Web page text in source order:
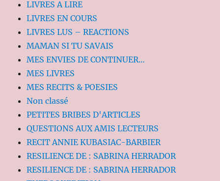
LIVRES A LIRE
LIVRES EN COURS
LIVRES LUS – REACTIONS
MAMAN SI TU SAVAIS
MES ENVIES DE CONTINUER…
MES LIVRES
MES RECITS & POESIES
Non classé
PETITES BRIBES D'ARTICLES
QUESTIONS AUX AMIS LECTEURS
RECIT ANNIE KUBASIAC-BARBIER
RESILIENCE DE : SABRINA HERRADOR
RESILIENCE DE : SABRINA HERRADOR